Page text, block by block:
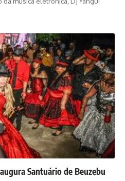
Santuário de Beuzebu